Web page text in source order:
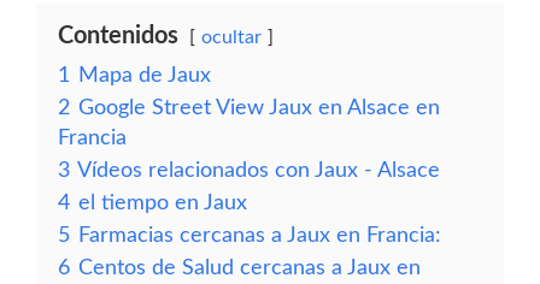
Contenidos ocultar
1
Mapa de Jaux
2 Google Street View Jaux en Alsace en
Francia
3 Vídeos relacionados con Jaux - Alsace
4 el tiempo en Jaux
5 Farmacias cercanas a Jaux en Francia:
6 Centos de Salud cercanas a Jaux en